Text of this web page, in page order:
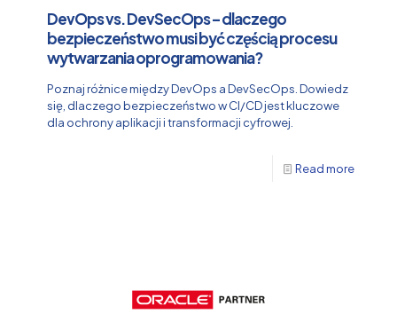
DevOps vs. DevSecOps – dlaczego
bezpieczeństwo musi być częścią procesu
wytwarzania oprogramowania?
Poznaj różnice między DevOps a DevSecOps. Dowiedz
się, dlaczego bezpieczeństwo w CI/CD jest kluczowe
dla ochrony aplikacji i transformacji cyfrowej.
Read more